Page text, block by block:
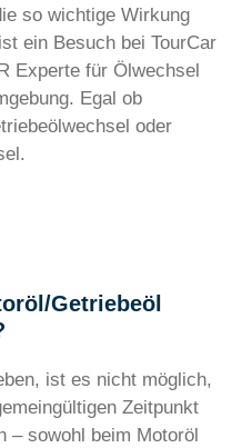
so wichtige Wirkung
ein Besuch bei TourCar
Experte für Ölwechsel
Egal ob
oder
Getriebeöl
ist es nicht möglich,
Zeitpunkt
– sowohl beim Motoröl